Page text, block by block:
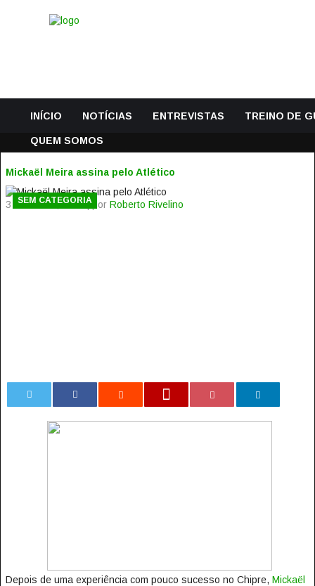
INÍCIO NOTÍCIAS ENTREVISTAS TREINO DE
QUEM SOMOS
Mickaël Meira assina pelo Atlético
3 Fevereiro, 2015 | por Roberto Rivelino
SEM CATEGORIA
0
Depois de uma experiência com pouco sucesso no Chipre, Mickaël